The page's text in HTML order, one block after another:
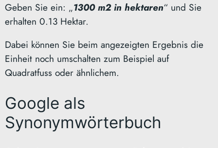
Geben Sie ein: „1300 m2 in hektaren“ und Sie
erhalten 0.13 Hektar.
Dabei können Sie beim angezeigten Ergebnis die
Einheit noch umschalten zum Beispiel auf
Quadratfuss oder ähnlichem.
Google als
Synonymwörterbuch